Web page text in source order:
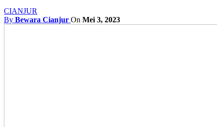
CIANJUR
By Bewara Cianjur On Mei 3, 2023